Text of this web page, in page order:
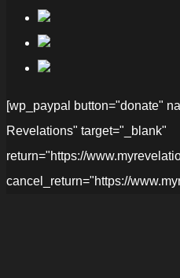
[wp_paypal button="donate"
Revelations" target="_blank"
return="https://
cancel_return="https://